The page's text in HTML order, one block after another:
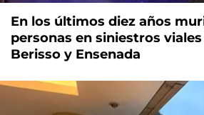
En los últimos diez años
personas en siniestros viales
Berisso y Ensenada